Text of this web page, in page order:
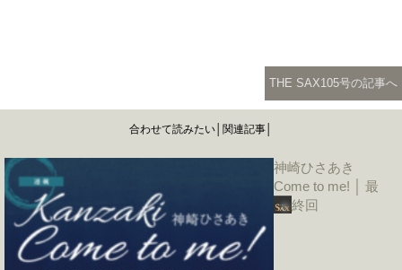
THE SAX105号の記事へ
合わせて読みたい│関連記事│
神崎ひさあき
Come to me! │ 最
終回